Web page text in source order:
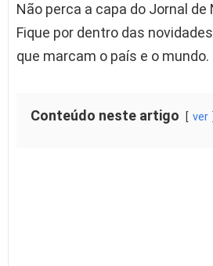
Não perca a capa do Jornal
Fique por dentro das
que marcam o país e o mundo.
Conteúdo neste artigo ver